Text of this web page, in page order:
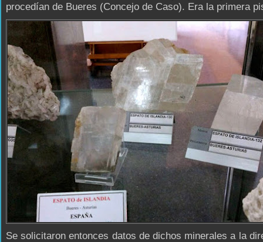
procedían de Bueres (Concejo de Caso). Era la primera
Se solicitaron entonces datos de dichos minerales a la